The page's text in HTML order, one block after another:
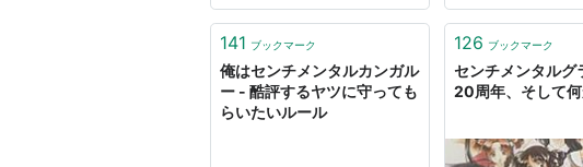
センチメンタル
アーティスト:ゆず,北
出版社/メーカー:
発売日:1999/08/18
この商品を含むブログ
141 ブックマーク
俺はセンチメンタルカンガル
ー - 酷評するヤツに守っても
らいたいルール
126 ブックマーク
センチメンタルグ
20周年、そして